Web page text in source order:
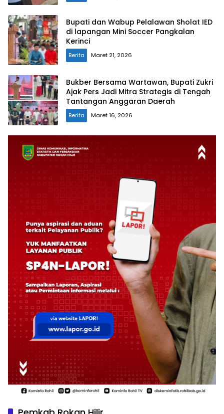
Bupati dan Wabup Pelalawan Sholat IED
di lapangan Mini Soccer Pangkalan
Kerinci
Berita Maret 21, 2026
Bukber Bersama Wartawan, Bupati Zukri
Ajak Pers Jadi Mitra Strategis di Tengah
Tantangan Anggaran Daerah
Berita Maret 16, 2026